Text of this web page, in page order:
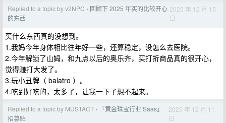
Replied to a topic by v2NPC › 回顾下 2025 年买的比较开心
的东西
2025 年 12 月 15
日
买什么东西真的没想到。
1.我妈今年身体相比往年好一些，还算稳定，没怎么去医院。
2.今年解锁了山姆，和九点以后的奥乐齐，买打折商品真的很开心，
觉得赚打大发了。
3.玩小丑牌（ balatro ）。
4.吃到好吃的，太多了，让我一下子想不起来。
Replied to a topic by MUSTACT ›
「黄金珠宝行业 Saas」
招募贴
2025 年 12 月 11
日